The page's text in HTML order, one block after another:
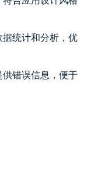
统计和分析，优
错误信息，便于